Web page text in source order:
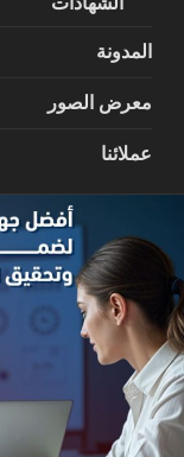
المدونة
معرض الصور
عملائنا